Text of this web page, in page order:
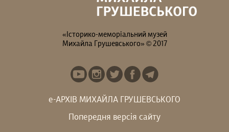
«Історико-меморіальний музей
Михайла Грушевського» © 2017
е-АРХІВ МИХАЙЛА ГРУШЕВСЬКОГО
Попередня версія сайту